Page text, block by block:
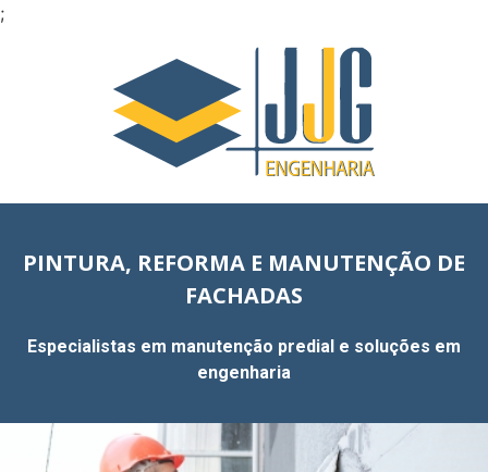
;
PINTURA, REFORMA E MANUTENÇÃO DE
FACHADAS
Especialistas em manutenção predial e soluções em
engenharia